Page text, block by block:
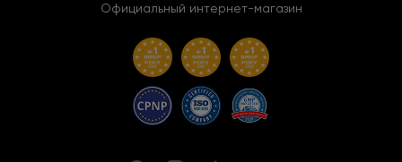
Официальный интернет-магазин